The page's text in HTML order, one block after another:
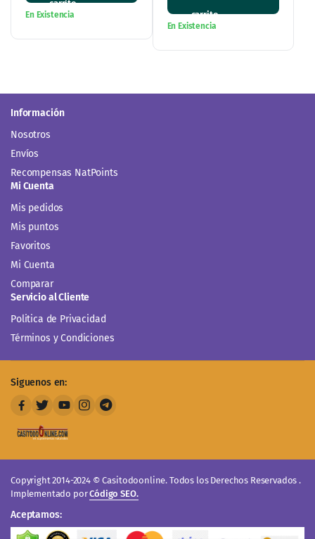
Información
Nosotros
Envíos
Recompensas NatPoints
Mi Cuenta
Mis pedidos
Mis puntos
Favoritos
Mi Cuenta
Comparar
Servicio al Cliente
Politica de Privacidad
Términos y Condiciones
Siguenos en:
Copyright 2014-2024 © Casitodoonline. Todos los Derechos Reservados .
Implementado porCódigo SEO.
Aceptamos: